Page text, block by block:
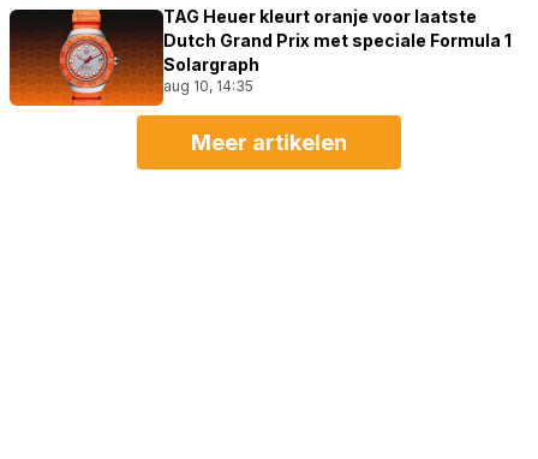
TAG Heuer kleurt oranje voor laatste
Dutch Grand Prix met speciale Formula 1
Solargraph
aug 10, 14:35
Meer artikelen